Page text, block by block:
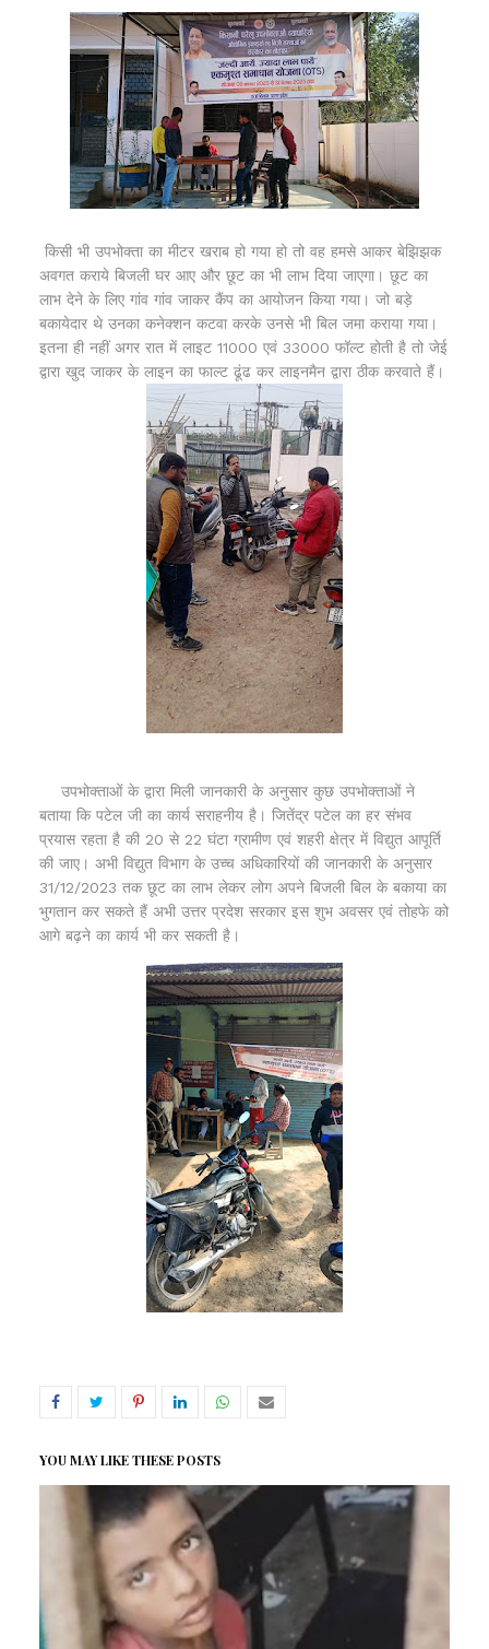
किसी भी उपभोक्ता का मीटर खराब हो गया हो तो वह हमसे आकर बेझिझक
अवगत कराये बिजली घर आए और छूट का भी लाभ दिया जाएगा। छूट का
लाभ देने के लिए गांव गांव जाकर कैंप का आयोजन किया गया। जो बड़े
बकायेदार थे उनका कनेक्शन कटवा करके उनसे भी बिल जमा कराया गया।
इतना ही नहीं अगर रात में लाइट 11000 एवं 33000 फॉल्ट होती है तो जेई
द्वारा खुद जाकर के लाइन का फाल्ट ढूंढ कर लाइनमैन द्वारा ठीक करवाते हैं।
उपभोक्ताओं के द्वारा मिली जानकारी के अनुसार कुछ उपभोक्ताओं ने
बताया कि पटेल जी का कार्य सराहनीय है। जितेंद्र पटेल का हर संभव
प्रयास रहता है की 20 से 22 घंटा ग्रामीण एवं शहरी क्षेत्र में विद्युत आपूर्ति
की जाए। अभी विद्युत विभाग के उच्च अधिकारियों की जानकारी के अनुसार
31/12/2023 तक छूट का लाभ लेकर लोग अपने बिजली बिल के बकाया का
भुगतान कर सकते हैं अभी उत्तर प्रदेश सरकार इस शुभ अवसर एवं तोहफे को
आगे बढ़ने का कार्य भी कर सकती है।
YOU MAY LIKE THESE POSTS